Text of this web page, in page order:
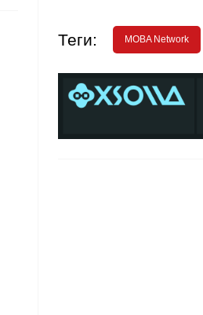
Теги: MOBA Network